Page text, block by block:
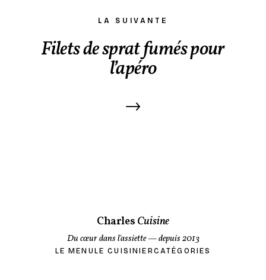
LA SUIVANTE
Filets de sprat fumés pour
l’apéro
→
Charles Cuisine
Du cœur dans l'assiette— depuis 2013
LE MENU LE CUISINIER CATÉGORIES